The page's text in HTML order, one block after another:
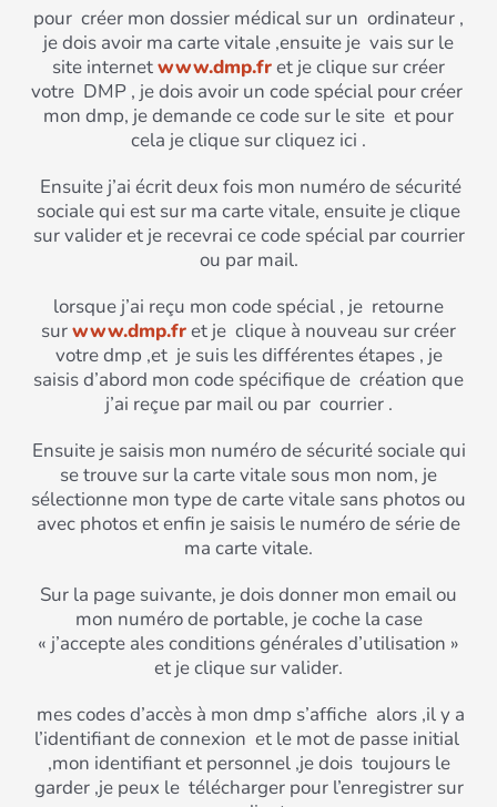
pour créer mon dossier médical sur un ordinateur ,
je dois avoir ma carte vitale ,ensuite je vais sur le
site internetwww.dmp.fret je clique sur créer
votre DMP , je dois avoir un code spécial pour créer
mon dmp, je demande ce code sur le site et pour
cela je clique sur cliquez ici .
Ensuite j’ai écrit deux fois mon numéro de sécurité
sociale qui est sur ma carte vitale, ensuite je clique
sur valider et je recevrai ce code spécial par courrier
ou par mail.
lorsque j’ai reçu mon code spécial , je retourne
surwww.dmp.fret je clique à nouveau sur créer
votre dmp ,et je suis les différentes étapes , je
saisis d’abord mon code spécifique de création que
j’ai reçue par mail ou par courrier .
Ensuite je saisis mon numéro de sécurité sociale qui
se trouve sur la carte vitale sous mon nom, je
sélectionne mon type de carte vitale sans photos ou
avec photos et enfin je saisis le numéro de série de
ma carte vitale.
Sur la page suivante, je dois donner mon email ou
mon numéro de portable, je coche la case
« j’accepte ales conditions générales d’utilisation »
et je clique sur valider.
mes codes d’accès à mon dmp s’affiche alors ,il y a
l’identifiant de connexion et le mot de passe initial
,mon identifiant et personnel ,je dois toujours le
garder ,je peux le télécharger pour l’enregistrer sur